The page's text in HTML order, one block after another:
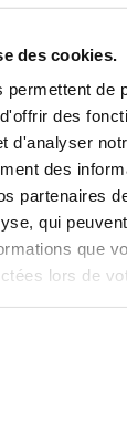
des cookies.
permettent de
des
d'analyser
des
partenaires
qui
que
lors de
avez reconnu
nous
de 50€
facture.
locataire à
pour un
à
se
ces frais de
client 60